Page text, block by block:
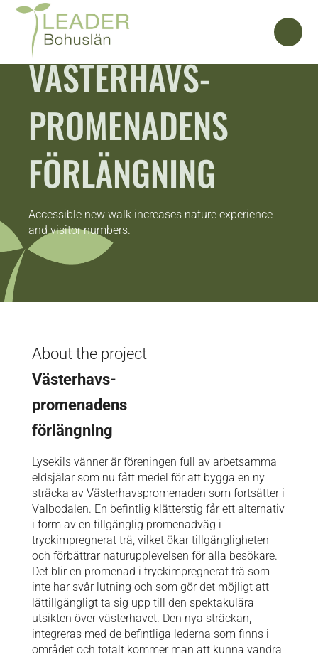
VÄSTERHAVS-
PROMENADENS
FÖRLÄNGNING
Accessible new walk increases nature experience
and visitor numbers.
About the project
Västerhavs-
promenadens
förlängning
Lysekils vänner är föreningen full av arbetsamma
eldsjälar som nu fått medel för att bygga en ny
sträcka av Västerhavspromenaden som fortsätter i
Valbodalen. En befintlig klätterstig får ett alternativ
i form av en tillgänglig promenadväg i
tryckimpregnerat trä, vilket ökar tillgängligheten
och förbättrar naturupplevelsen för alla besökare.
Det blir en promenad i tryckimpregnerat trä som
inte har svår lutning och som gör det möjligt att
lättillgängligt ta sig upp till den spektakulära
utsikten över västerhavet. Den nya sträckan,
integreras med de befintliga lederna som finns i
området och totalt kommer man att kunna vandra